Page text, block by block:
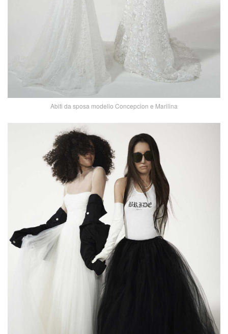
Abiti da sposa modello Concepcion e Marilina